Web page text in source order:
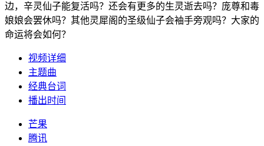
边，辛灵仙子能复活吗？还会有更多的生灵逝去吗？庞尊和毒
娘娘会罢休吗？其他灵犀阁的圣级仙子会袖手旁观吗？大家的
命运将会如何？
视频详细
主题曲
经典台词
播出时间
芒果
腾讯